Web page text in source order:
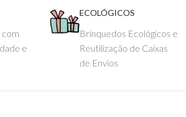
com
e
ECOLÓGICOS
Brinquedos Ecológicos e
Reutilização de Caixas
de Envios